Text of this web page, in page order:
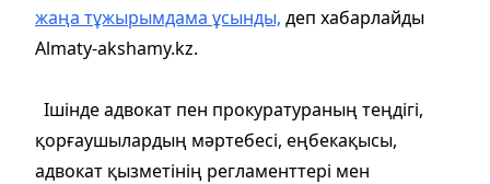
жаңа тұжырымдама ұсынды, деп хабарлайды
Almaty-akshamy.kz.
Ішінде адвокат пен прокуратураның теңдігі,
қорғаушылардың мәртебесі, еңбекақысы,
адвокат қызметінің регламенттері мен